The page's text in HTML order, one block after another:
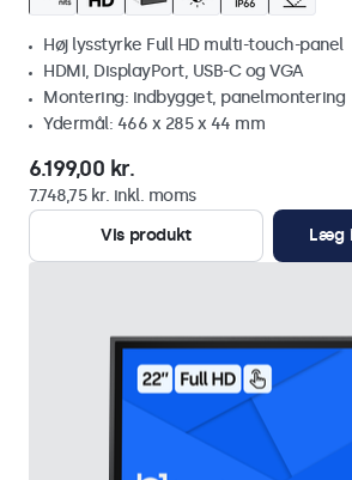
Høj lysstyrke Full HD multi-touch-panel
HDMI, DisplayPort, USB-C og VGA
Montering: indbygget, panelmontering
Ydermål: 466 x 285 x 44 mm
6.199,00 kr.
7.748,75 kr. inkl. moms
Vis produkt
Læg